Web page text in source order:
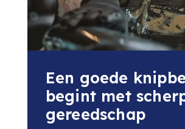
Een goede
begint met
gereedschap